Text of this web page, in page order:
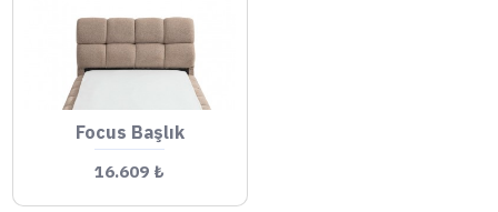
Focus Başlık
16.609 ₺